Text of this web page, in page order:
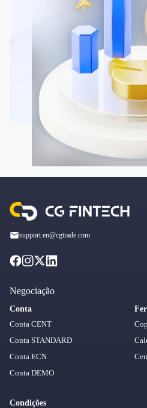
support.en@cgtrade.com
Negociação
Conta
Conta CENT
Conta STANDARD
Conta ECN
Conta DEMO
Condições